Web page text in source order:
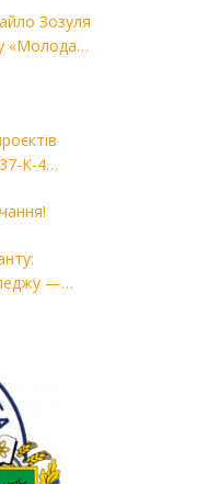
Зозуля
«Молода
К-4
ОПП
—